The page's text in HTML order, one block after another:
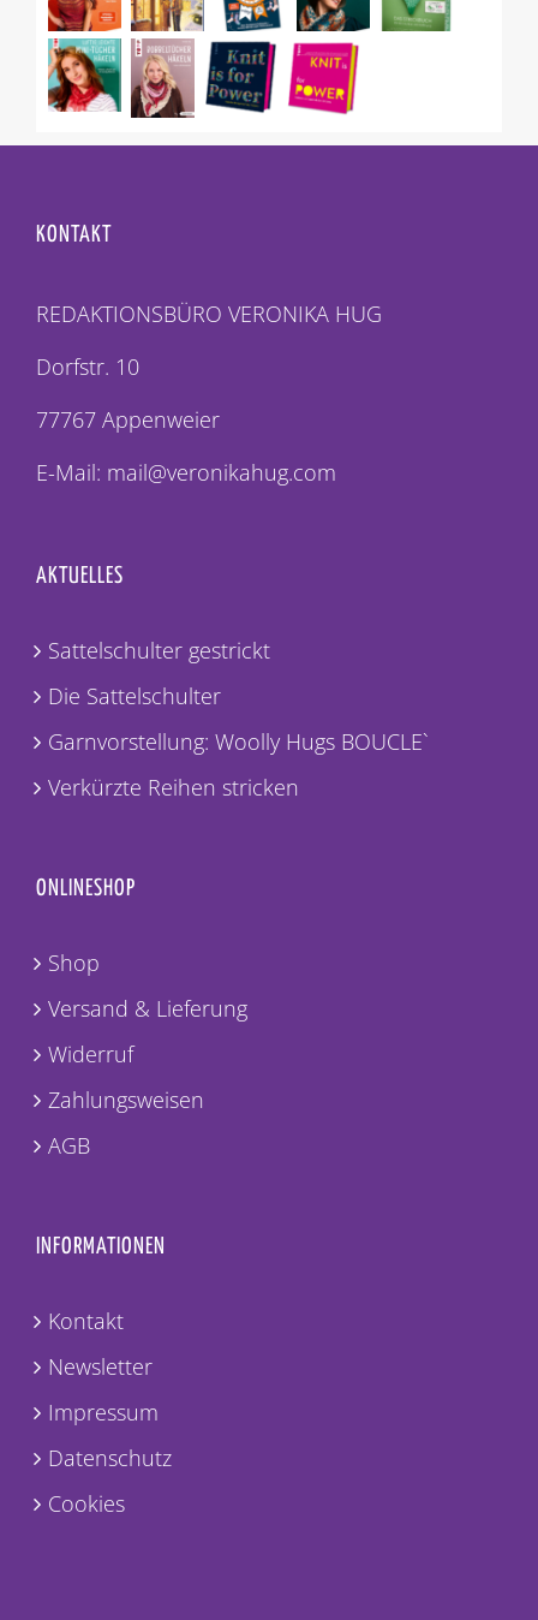
KONTAKT
REDAKTIONSBÜRO VERONIKA HUG
Dorfstr. 10
77767 Appenweier
E-Mail: mail@veronikahug.com
AKTUELLES
Sattelschulter gestrickt
Die Sattelschulter
Garnvorstellung: Woolly Hugs BOUCLE`
Verkürzte Reihen stricken
ONLINESHOP
Shop
Versand & Lieferung
Widerruf
Zahlungsweisen
AGB
INFORMATIONEN
Kontakt
Newsletter
Impressum
Datenschutz
Cookies